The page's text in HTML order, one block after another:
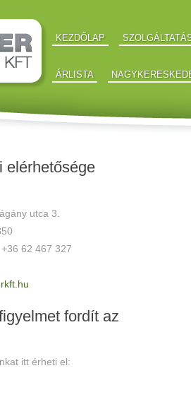
KEZDŐLAP
ÁRLISTA
elérhetősége
utca 3.
62 467 327
fordít az
itt érheti el: